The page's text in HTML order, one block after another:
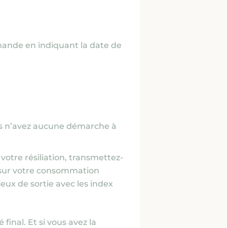
en indiquant la date de
aucune démarche à
résiliation, transmettez-
votre consommation
de sortie avec les index
Et si vous avez la